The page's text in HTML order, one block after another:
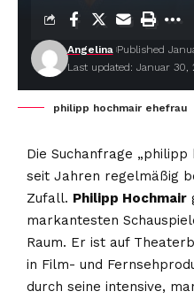
Last updated: Januar 30,
Angelina Published
philipp hochmair ehefrau
Die Suchanfrage
seit Jahren regelmäßig
Zufall. Philipp Hochmair
markantesten
Raum. Er ist auf
in Film- und
durch seine intensive,